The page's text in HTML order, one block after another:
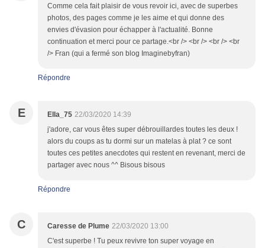
Comme cela fait plaisir de vous revoir ici, avec de superbes
photos, des pages comme je les aime et qui donne des
envies d'évasion pour échapper à l'actualité. Bonne
continuation et merci pour ce partage.<br /> <br /> <br /> <br
/> Fran (qui a fermé son blog Imaginebyfran)
Répondre
E Ella_75 22/03/2020 14:39
j'adore, car vous êtes super débrouillardes toutes les deux !
alors du coups as tu dormi sur un matelas à plat ? ce sont
toutes ces petites anecdotes qui restent en revenant, merci de
partager avec nous ^^ Bisous bisous
Répondre
C Caresse de Plume 22/03/2020 13:00
C'est superbe ! Tu peux revivre ton super voyage en